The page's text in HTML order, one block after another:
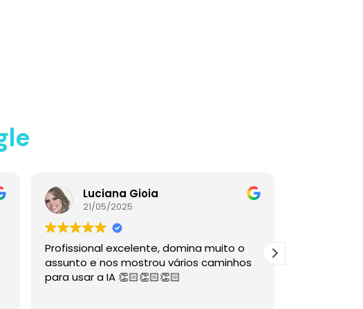
Luciana Gioia
21/05/2025
Profissional excelente, domina muito o
assunto e nos mostrou vários caminhos
para usar a IA 👏🏻👏🏻👏🏻